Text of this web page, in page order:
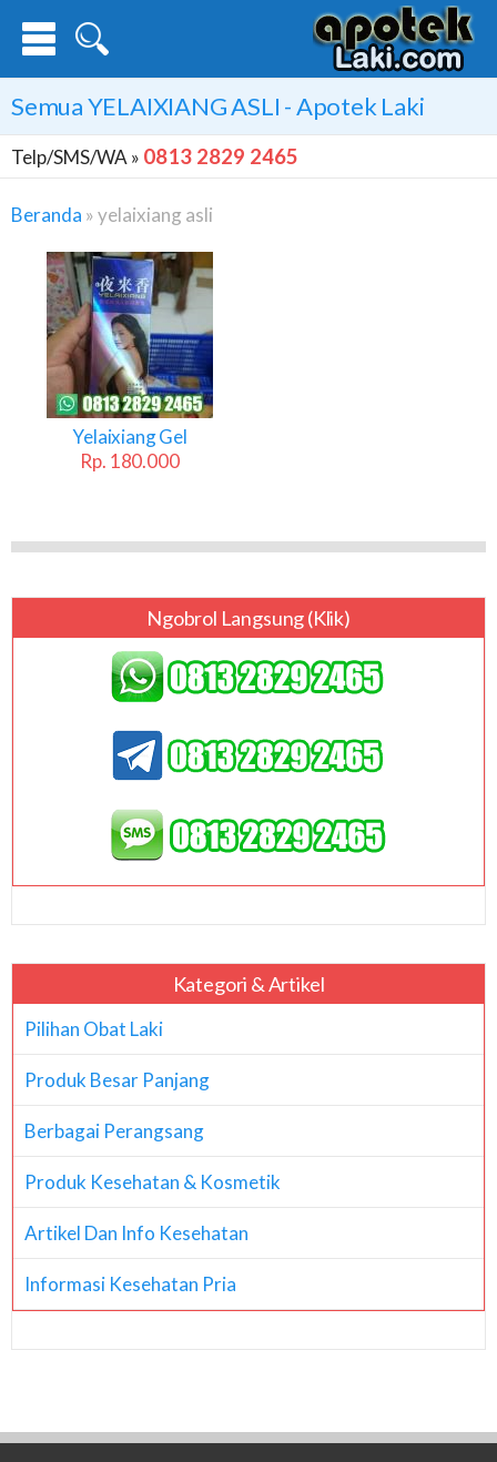
SemuaYELAIXIANG ASLI - Apotek Laki
Telp/SMS/WA » 0813 2829 2465
Beranda »yelaixiang asli
Yelaixiang
Asli
Yelaixiang Gel
Rp. 180.000
Ngobrol Langsung (klik)
Kategori & Artikel
Pilihan Obat Laki
Produk Besar Panjang
Berbagai Perangsang
Produk Kesehatan & Kosmetik
Artikel Dan Info Kesehatan
Informasi Kesehatan Pria